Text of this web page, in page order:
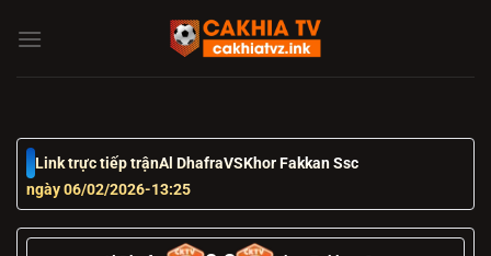
đến
Link trực tiếp trậnAl DhafraVSKhor Fakkan Ssc
ngày 06/02/2026-13:25